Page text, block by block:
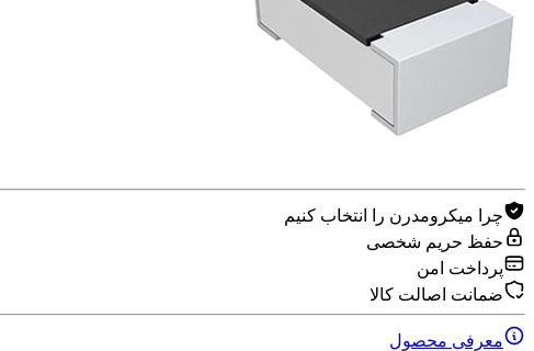
چرا میکرومدرن را انتخاب کنیم
حفظ حریم شخصی
پرداخت امن
ضمانت اصالت کالا
معرفی محصول